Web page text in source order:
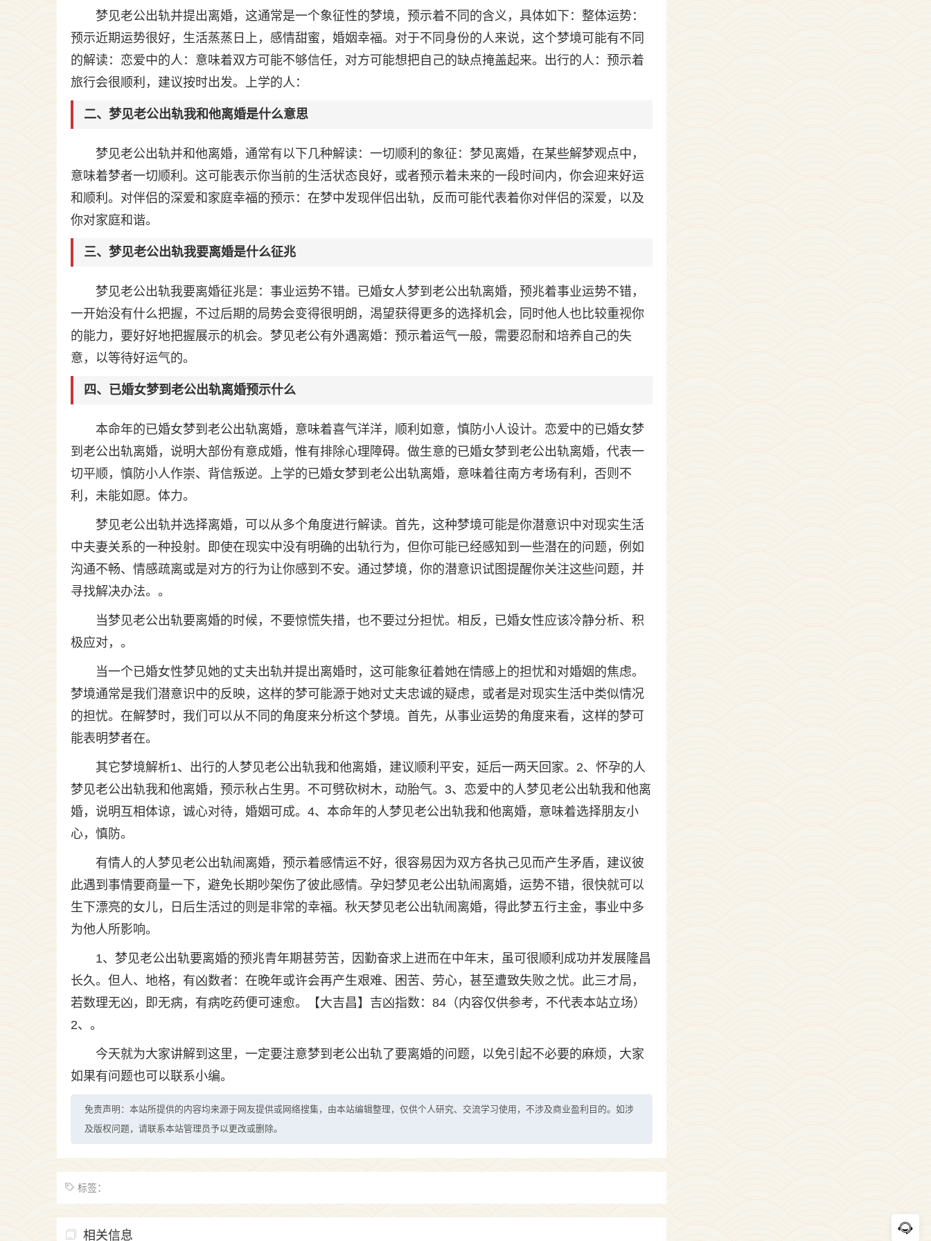
梦见老公出轨并提出离婚，这通常是一个象征性的梦境，预示着不同的含义，具体如下：整体运势：
预示近期运势很好，生活蒸蒸日上，感情甜蜜，婚姻幸福。对于不同身份的人来说，这个梦境可能有不同
的解读：恋爱中的人：意味着双方可能不够信任，对方可能想把自己的缺点掩盖起来。出行的人：预示着
旅行会很顺利，建议按时出发。上学的人：
二、梦见老公出轨我和他离婚是什么意思
梦见老公出轨并和他离婚，通常有以下几种解读：一切顺利的象征：梦见离婚，在某些解梦观点中，
意味着梦者一切顺利。这可能表示你当前的生活状态良好，或者预示着未来的一段时间内，你会迎来好运
和顺利。对伴侣的深爱和家庭幸福的预示：在梦中发现伴侣出轨，反而可能代表着你对伴侣的深爱，以及
你对家庭和谐。
三、梦见老公出轨我要离婚是什么征兆
梦见老公出轨我要离婚征兆是：事业运势不错。已婚女人梦到老公出轨离婚，预兆着事业运势不错，
一开始没有什么把握，不过后期的局势会变得很明朗，渴望获得更多的选择机会，同时他人也比较重视你
的能力，要好好地把握展示的机会。梦见老公有外遇离婚：预示着运气一般，需要忍耐和培养自己的失
意，以等待好运气的。
四、已婚女梦到老公出轨离婚预示什么
本命年的已婚女梦到老公出轨离婚，意味着喜气洋洋，顺利如意，慎防小人设计。恋爱中的已婚女梦
到老公出轨离婚，说明大部份有意成婚，惟有排除心理障碍。做生意的已婚女梦到老公出轨离婚，代表一
切平顺，慎防小人作崇、背信叛逆。上学的已婚女梦到老公出轨离婚，意味着往南方考场有利，否则不
利，未能如愿。体力。
梦见老公出轨并选择离婚，可以从多个角度进行解读。首先，这种梦境可能是你潜意识中对现实生活
中夫妻关系的一种投射。即使在现实中没有明确的出轨行为，但你可能已经感知到一些潜在的问题，例如
沟通不畅、情感疏离或是对方的行为让你感到不安。通过梦境，你的潜意识试图提醒你关注这些问题，并
寻找解决办法。。
当梦见老公出轨要离婚的时候，不要惊慌失措，也不要过分担忧。相反，已婚女性应该冷静分析、积
极应对，。
当一个已婚女性梦见她的丈夫出轨并提出离婚时，这可能象征着她在情感上的担忧和对婚姻的焦虑。
梦境通常是我们潜意识中的反映，这样的梦可能源于她对丈夫忠诚的疑虑，或者是对现实生活中类似情况
的担忧。在解梦时，我们可以从不同的角度来分析这个梦境。首先，从事业运势的角度来看，这样的梦可
能表明梦者在。
其它梦境解析1、出行的人梦见老公出轨我和他离婚，建议顺利平安，延后一两天回家。2、怀孕的人
梦见老公出轨我和他离婚，预示秋占生男。不可劈砍树木，动胎气。3、恋爱中的人梦见老公出轨我和他离
婚，说明互相体谅，诚心对待，婚姻可成。4、本命年的人梦见老公出轨我和他离婚，意味着选择朋友小
心，慎防。
有情人的人梦见老公出轨闹离婚，预示着感情运不好，很容易因为双方各执己见而产生矛盾，建议彼
此遇到事情要商量一下，避免长期吵架伤了彼此感情。孕妇梦见老公出轨闹离婚，运势不错，很快就可以
生下漂亮的女儿，日后生活过的则是非常的幸福。秋天梦见老公出轨闹离婚，得此梦五行主金，事业中多
为他人所影响。
1、梦见老公出轨要离婚的预兆青年期甚劳苦，因勤奋求上进而在中年末，虽可很顺利成功并发展隆昌
长久。但人、地格，有凶数者：在晚年或许会再产生艰难、困苦、劳心，甚至遭致失败之忧。此三才局，
若数理无凶，即无病，有病吃药便可速愈。【大吉昌】吉凶指数：84（内容仅供参考，不代表本站立场）
2、。
今天就为大家讲解到这里，一定要注意梦到老公出轨了要离婚的问题，以免引起不必要的麻烦，大家
如果有问题也可以联系小编。
免责声明：本站所提供的内容均来源于网友提供或网络搜集，由本站编辑整理，仅供个人研究、交流学习使用，不涉及商业盈利目的。如涉
及版权问题，请联系本站管理员予以更改或删除。
标签：
相关信息